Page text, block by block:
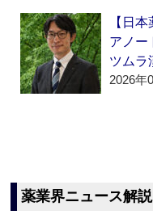
【日
アノー
ツム
2026年
薬業界ニュース解説